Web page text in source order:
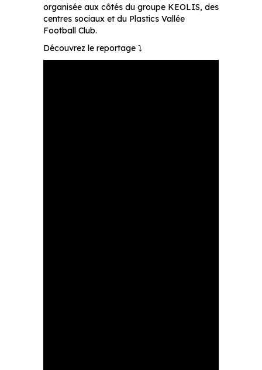
organisée aux côtés du groupe KEOLIS, des
centres sociaux et du Plastics Vallée
Football Club.
Découvrez le reportage ⤵️